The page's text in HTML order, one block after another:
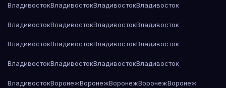
ВладивостокВладивостокВладивостокВладивосток
ВладивостокВладивостокВладивостокВладивосток
ВладивостокВладивостокВладивостокВладивосток
ВладивостокВладивостокВладивостокВладивосток
ВладивостокВоронежВоронежВоронежВоронежВоронеж